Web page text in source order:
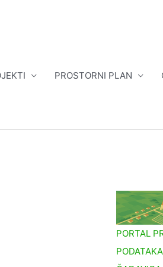
PROSTORNI PLAN
PORTAL